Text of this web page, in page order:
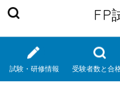
FP
試験・研修情報 受験者数と合